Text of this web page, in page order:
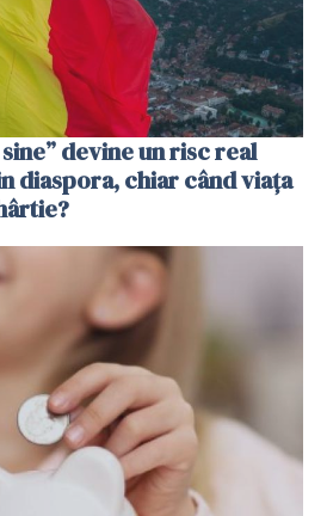
devine un risc real
diaspora, chiar când viața